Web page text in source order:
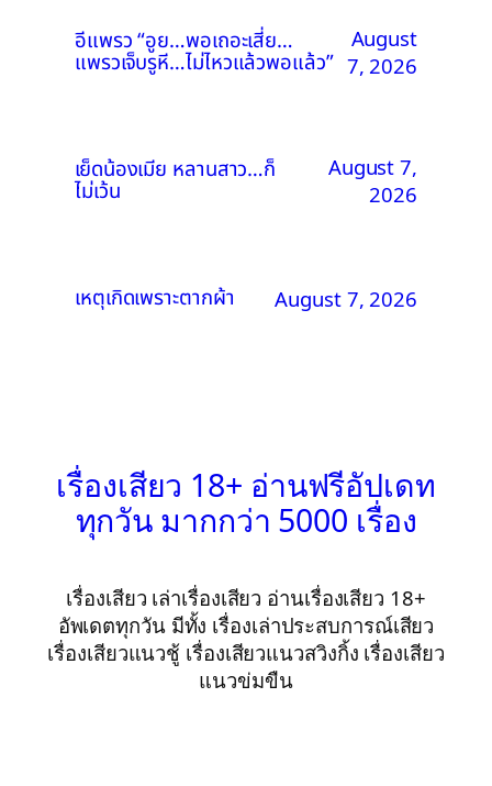
อีแพรว “อูย…พอเถอะเสี่ย…
แพรวเจ็บรูหี…ไม่ไหวแล้วพอแล้ว”
August
7, 2026
เย็ดน้องเมีย หลานสาว…ก็
ไม่เว้น
August 7,
2026
เหตุเกิดเพราะตากผ้า August 7, 2026
เรื่องเสียว 18+ อ่านฟรีอัปเดท
ทุกวัน มากกว่า 5000 เรื่อง
เรื่องเสียว เล่าเรื่องเสียว อ่านเรื่องเสียว 18+
อัพเดตทุกวัน มีทั้ง เรื่องเล่าประสบการณ์เสียว
เรื่องเสียวแนวชู้ เรื่องเสียวแนวสวิงกิ้ง เรื่องเสียว
แนวข่มขืน